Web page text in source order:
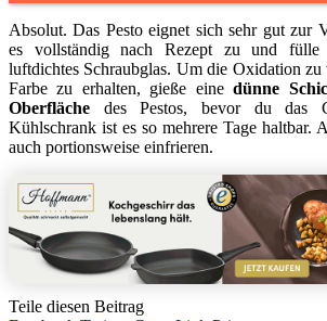
Absolut. Das Pesto eignet sich sehr gut zur
es vollständig nach Rezept zu und fülle
luftdichtes Schraubglas. Um die Oxidation zu
Farbe zu erhalten, gieße einedünne
Oberfläche des Pestos, bevor du das
Kühlschrank ist es so mehrere Tage haltbar.
auch portionsweise einfrieren.
Teile diesen Beitrag